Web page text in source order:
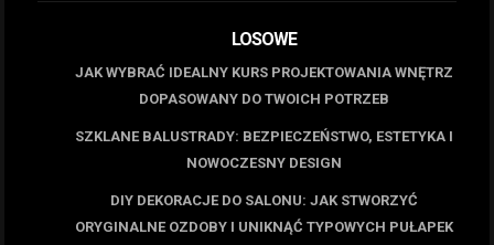
LOSOWE
JAK WYBRAĆ IDEALNY KURS PROJEKTOWANIA WNĘTRZ
DOPASOWANY DO TWOICH POTRZEB
SZKLANE BALUSTRADY: BEZPIECZEŃSTWO, ESTETYKA I
NOWOCZESNY DESIGN
DIY DEKORACJE DO SALONU: JAK STWORZYĆ
ORYGINALNE OZDOBY I UNIKNĄĆ TYPOWYCH PUŁAPEK